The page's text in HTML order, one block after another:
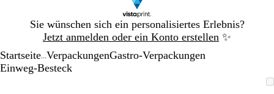
Sie wünschen sich ein personalisiertes Erlebnis?
Jetzt anmelden oder ein Konto erstellen ✨
Galeriebild
1
Startseite VerpackungenGastro-Verpackungen
Einweg-Besteck